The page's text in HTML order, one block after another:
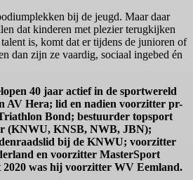
bij de jeugd. Maar daar
dat kinderen met plezier terugkijken
is, komt dat er tijdens de junioren of
dan zijn ze vaardig, sociaal ingebed én
40 jaar actief in de sportwereld
AV Hera; lid en nadien voorzitter pr-
Bond; bestuurder topsport
(KNWU, KNSB, NWB, JBN);
bij de KNWU; voorzitter
en voorzitter MasterSport
2020 was hij voorzitter WV Eemland.